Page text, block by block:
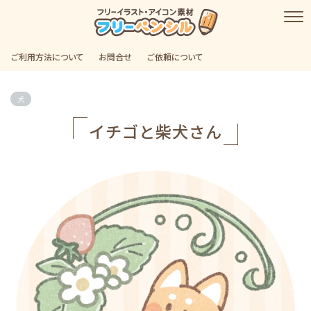
ご利用方法について お問合せ ご依頼について
犬
イチゴと柴犬さん